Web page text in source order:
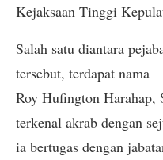
Kejaksaan Tinggi
Salah satu diantara
tersebut, terdapat nama
Roy Hufington Harahap,
terkenal akrab dengan
ia bertugas dengan